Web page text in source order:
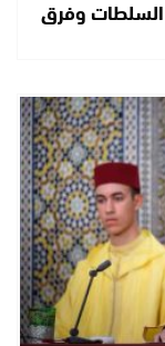
السلطات وفرق